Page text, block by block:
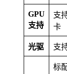
GPU
支持
支
卡
光驱 支
标